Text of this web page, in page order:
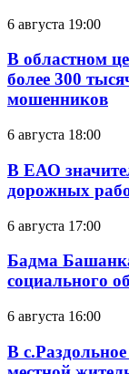
6 августа 19:00
В областном
более 300
мошенников
6 августа 18:00
В ЕАО
дорожных
6 августа 17:00
Бадма
социального
6 августа 16:00
В